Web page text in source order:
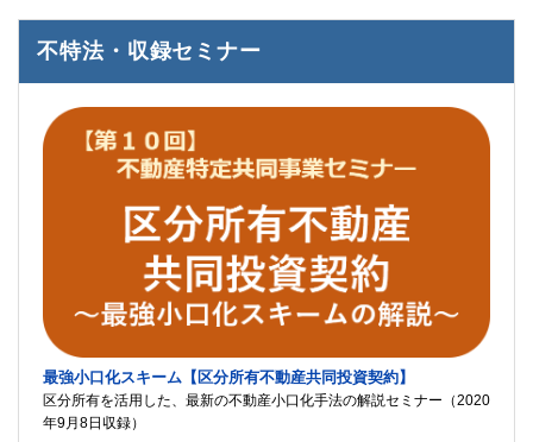
不特法・収録セミナー
最強小口化スキーム【区分所有不動産共同投資契約】
区分所有を活用した、最新の不動産小口化手法の解説セミナー（2020
年9月8日収録）